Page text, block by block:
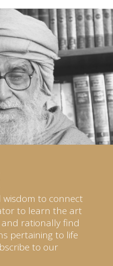
wisdom to connect
to learn the art
rationally find
pertaining to life
to our